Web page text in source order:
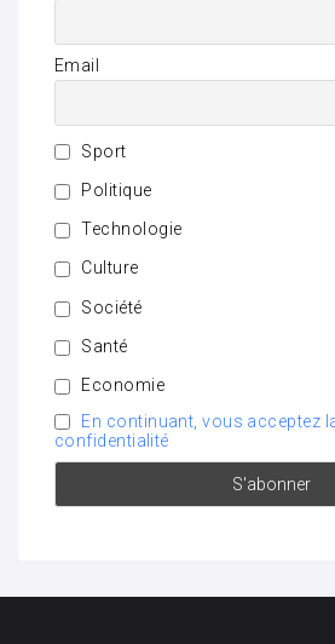
Email
Sport
Politique
Technologie
Culture
Société
Santé
Economie
En continuant, vous acceptez
confidentialité